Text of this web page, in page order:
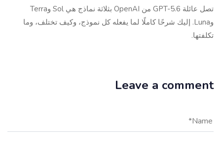
تصل عائلة GPT-5.6 من OpenAI بثلاثة نماذج هي Sol وTerra
وLuna. إليك شرحًا كاملًا لما يفعله كل نموذج، وكيف تختلف، وما
تكلفتها.
Leave a comment